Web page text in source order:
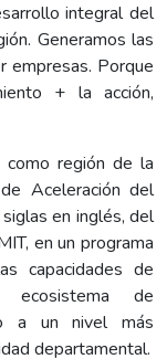
integral del
Generamos las
empresas. Porque
+ la acción,
región de la
Aceleración del
en inglés, del
en un programa
capacidades de
ecosistema de
a un nivel más
departamental.